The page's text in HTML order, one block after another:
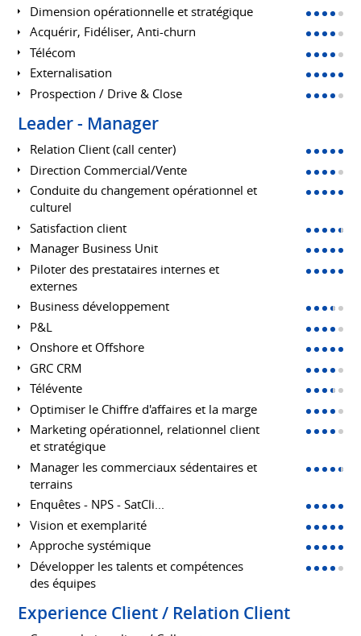
Dimension opérationnelle et stratégique
Acquérir, Fidéliser, Anti-churn
Télécom
Externalisation
Prospection / Drive & Close
Leader - Manager
Relation Client (call center)
Direction Commercial/Vente
Conduite du changement opérationnel et
culturel
Satisfaction client
Manager Business Unit
Piloter des prestataires internes et
externes
Business développement
P&L
Onshore et Offshore
GRC CRM
Télévente
Optimiser le Chiffre d'affaires et la marge
Marketing opérationnel, relationnel client
et stratégique
Manager les commerciaux sédentaires et
terrains
Enquêtes - NPS - SatCli...
Vision et exemplarité
Approche systémique
Développer les talents et compétences
des équipes
Experience Client / Relation Client